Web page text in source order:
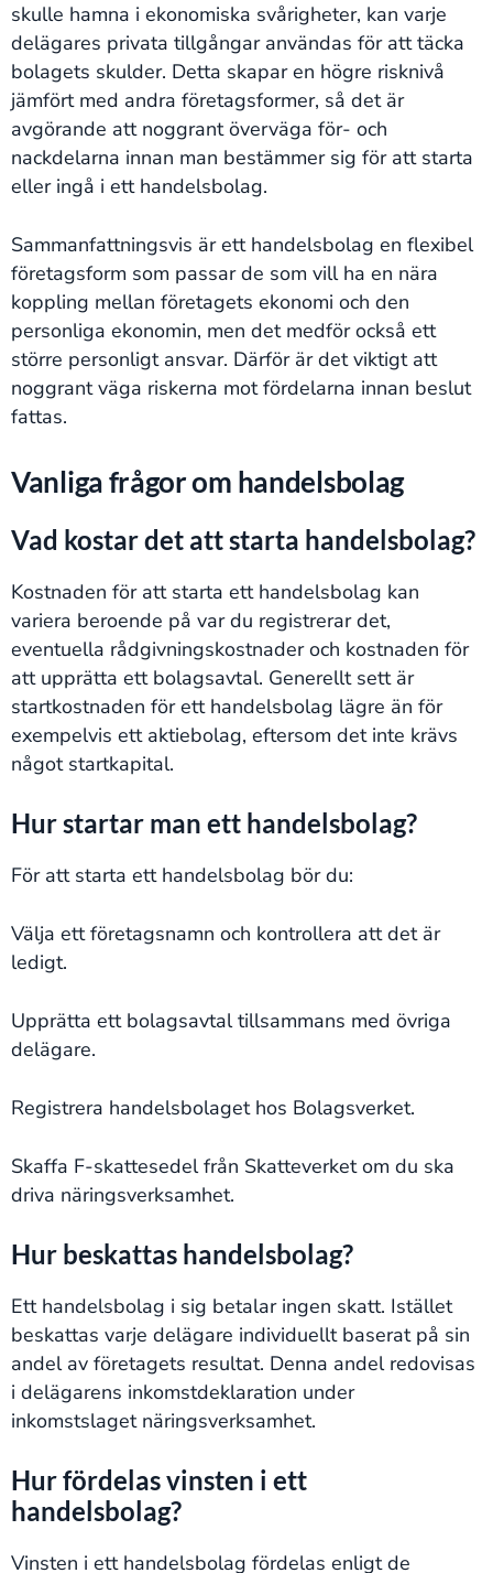
skulle hamna i ekonomiska svårigheter, kan varje
delägares privata tillgångar användas för att täcka
bolagets skulder. Detta skapar en högre risknivå
jämfört med andra företagsformer, så det är
avgörande att noggrant överväga för- och
nackdelarna innan man bestämmer sig för att starta
eller ingå i ett handelsbolag.
Sammanfattningsvis är ett handelsbolag en flexibel
företagsform som passar de som vill ha en nära
koppling mellan företagets ekonomi och den
personliga ekonomin, men det medför också ett
större personligt ansvar. Därför är det viktigt att
noggrant väga riskerna mot fördelarna innan beslut
fattas.
Vanliga frågor om handelsbolag
Vad kostar det att starta handelsbolag?
Kostnaden för att starta ett handelsbolag kan
variera beroende på var du registrerar det,
eventuella rådgivningskostnader och kostnaden för
att upprätta ett bolagsavtal. Generellt sett är
startkostnaden för ett handelsbolag lägre än för
exempelvis ett aktiebolag, eftersom det inte krävs
något startkapital.
Hur startar man ett handelsbolag?
För att starta ett handelsbolag bör du:
Välja ett företagsnamn och kontrollera att det är
ledigt.
Upprätta ett bolagsavtal tillsammans med övriga
delägare.
Registrera handelsbolaget hos Bolagsverket.
Skaffa F-skattesedel från Skatteverket om du ska
driva näringsverksamhet.
Hur beskattas handelsbolag?
Ett handelsbolag i sig betalar ingen skatt. Istället
beskattas varje delägare individuellt baserat på sin
andel av företagets resultat. Denna andel redovisas
i delägarens inkomstdeklaration under
inkomstslaget näringsverksamhet.
Hur fördelas vinsten i ett
handelsbolag?
Vinsten i ett handelsbolag fördelas enligt de